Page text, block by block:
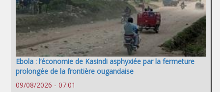
Ebola : l’économie de Kasindi asphyxiée par la fermeture
prolongée de la frontière ougandaise
09/08/2026 - 07:01